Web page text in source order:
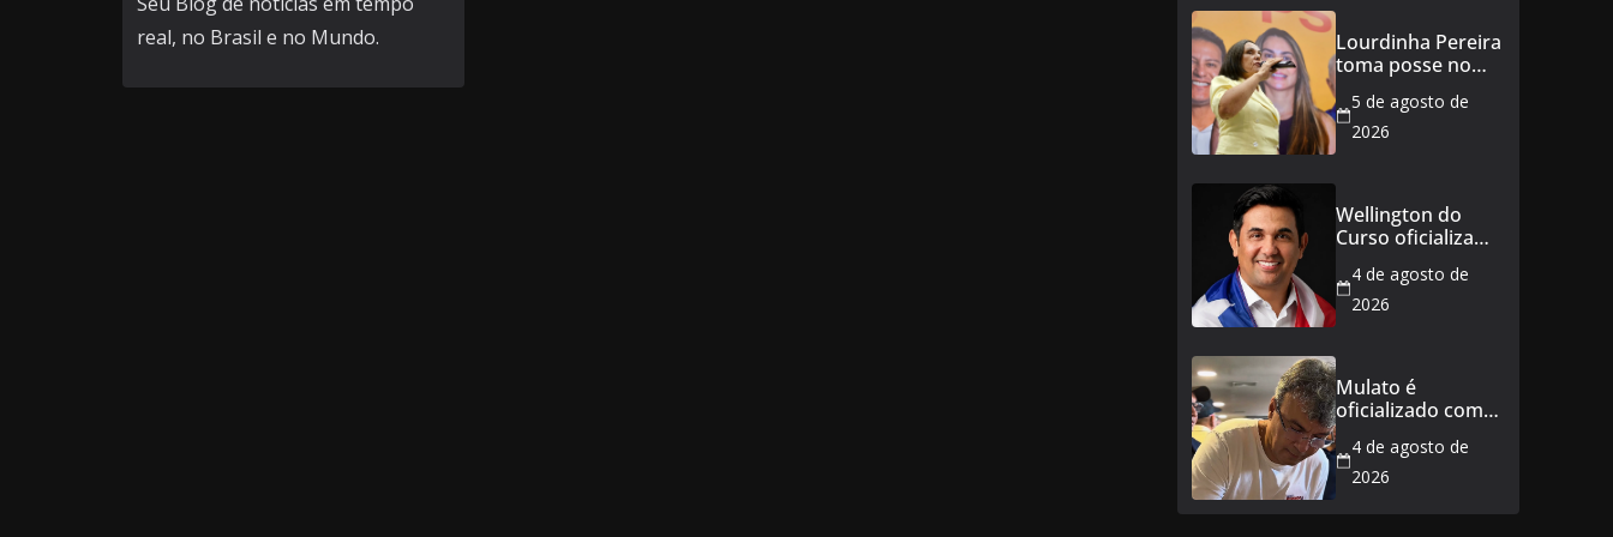
real, no Brasil e no Mundo.
aposentados do
Maranhão
Lourdinha Pereira
toma posse no
a primeira
senadora de
5 de agosto de
2026
Wellington do
Curso oficializa
deputado
estadual e
com o povo do
Maranhão
4 de agosto de
2026
Mulato é
oficializado como
deputado federal
4 de agosto de
2026